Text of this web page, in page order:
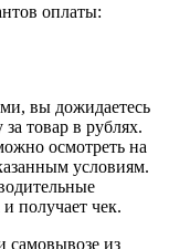
оплаты:
вы дожидаетесь
товар в рублях.
осмотреть на
условиям.
получает чек.
самовывозе из